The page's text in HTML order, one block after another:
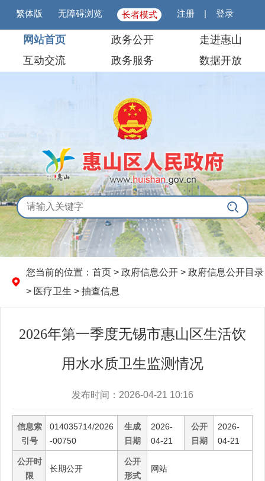
繁体版 无障碍浏览 长者模式 注册 |登录
网站首页 政务公开
走进惠山
互动交流
政务服务 数据开放
您当前的位置： 首页 > 政府信息公开 > 政府信息公开目录
> 医疗卫生 > 抽查信息
2026年第一季度无锡市惠山区生活饮
用水水质卫生监测情况
发布时间：2026-04-21 10:16
信息索
引号
014035714/2026
-00750
生成
日期
2026-
04-21
公开
日期
2026-
04-21
公开时
限
长期公开
公开
形式
网站